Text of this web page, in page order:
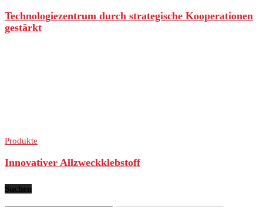
Technologiezentrum durch strategische Kooperationen
gestärkt
Produkte
Innovativer Allzweckklebstoff
Suchen